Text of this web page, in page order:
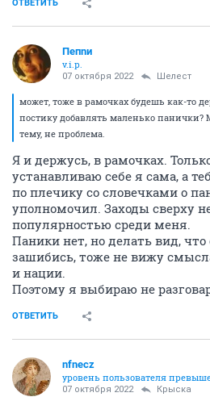
ОТВЕТИТЬ
Пепnи
v.i.p.
07 октября 2022 Шелест
может, тоже в рамочках будешь как-то
постику добавлять маленько панички?
тему, не проблема.
Я и держусь, в рамочках.
устанавливаю себе я сама, а
по плечику со словечками о
уполномочил. Заходы сверху
популярностью среди меня.
Паники нет, но делать вид, что
зашибись, тоже не вижу
и нации.
Поэтому я выбираю не
ОТВЕТИТЬ
nfnecz
уровень пользователя
07 октября 2022 Крыска